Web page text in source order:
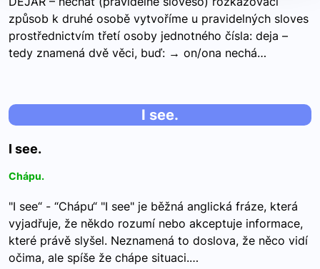
způsob k druhé osobě vytvoříme u pravidelných sloves
prostřednictvím třetí osoby jednotného čísla: deja –
tedy znamená dvě věci, buď: → on/ona nechá…
I see.
I see.
Chápu.
"I see“ - “Chápu“ "I see" je běžná anglická fráze, která
vyjadřuje, že někdo rozumí nebo akceptuje informace,
které právě slyšel. Neznamená to doslova, že něco vidí
očima, ale spíše že chápe situaci.…